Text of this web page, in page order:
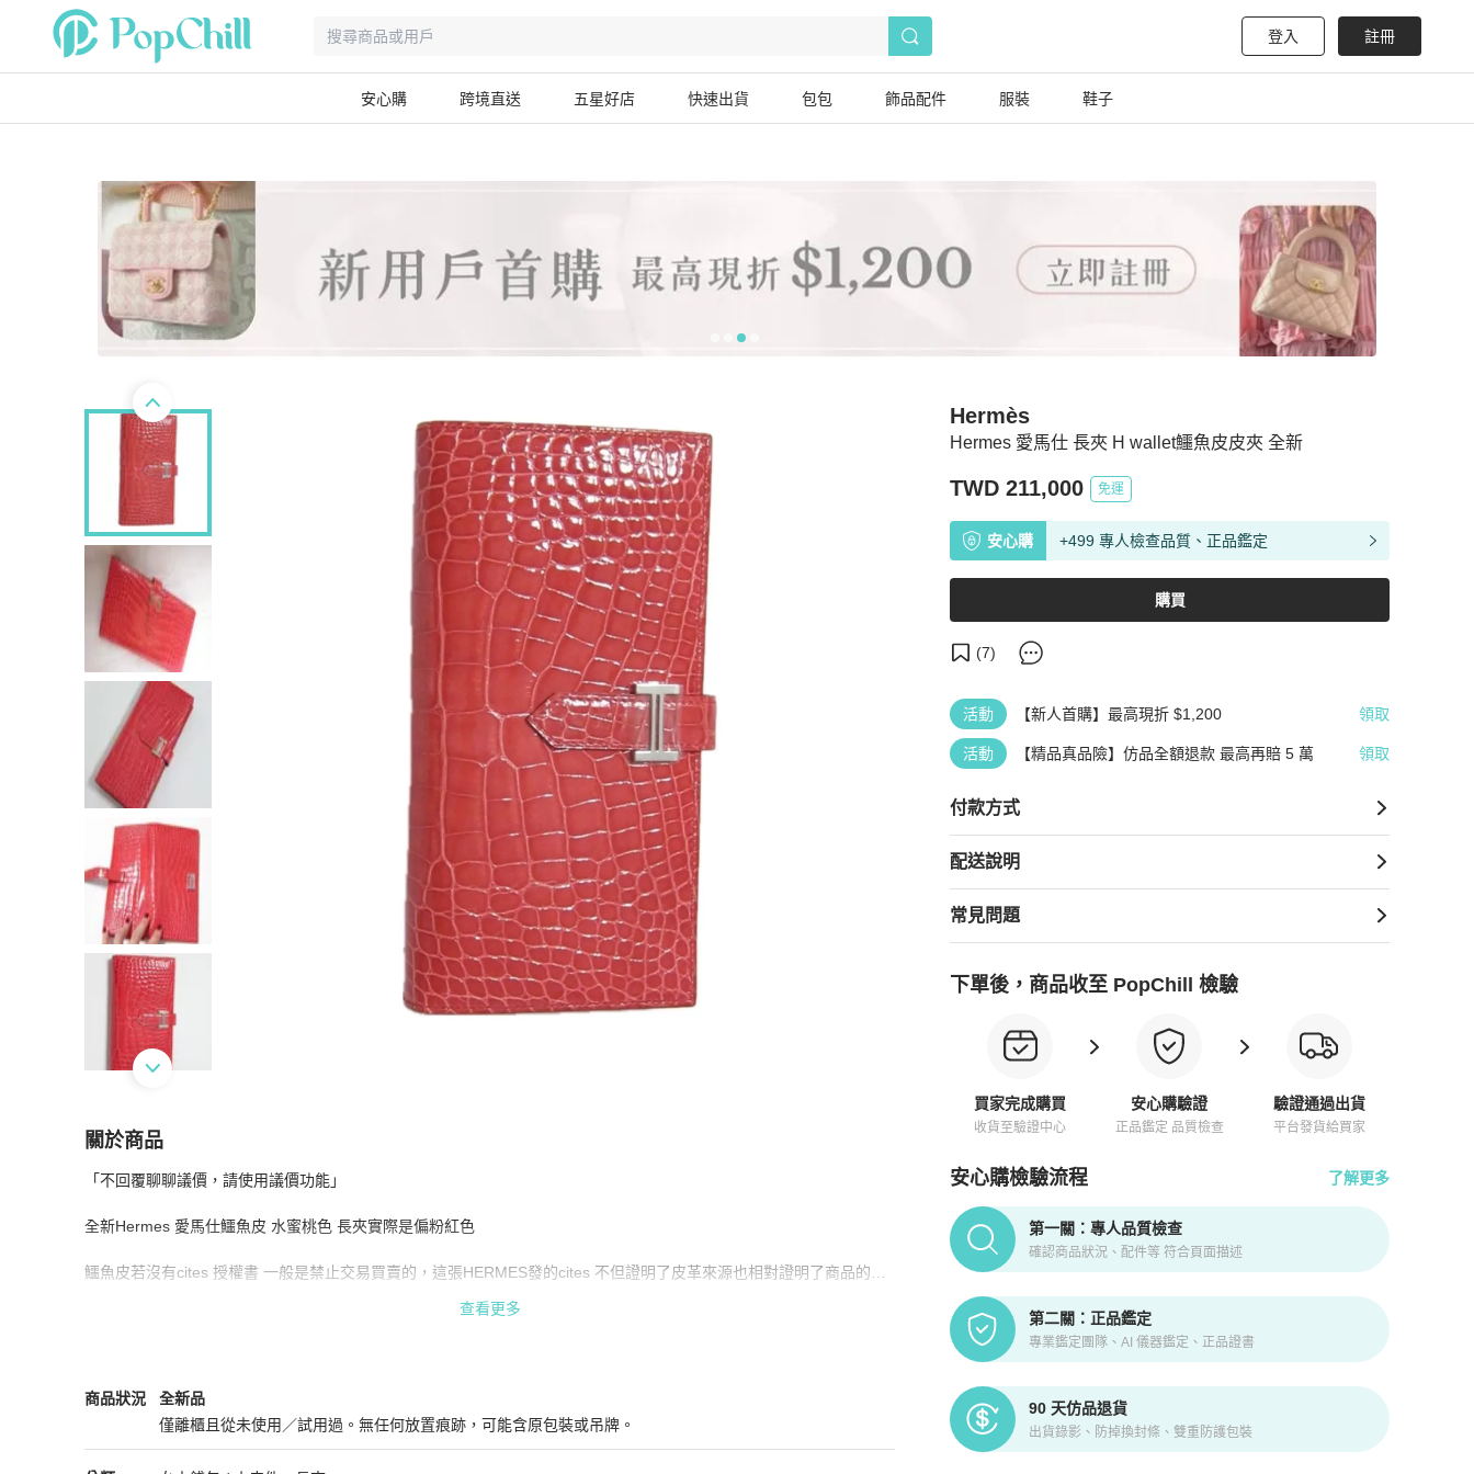
登入 註冊
安心購 跨境直送 五星好店 快速出貨 包包 飾品配件 服裝 鞋子
Hermes 愛馬仕 長夾 H wallet鱷魚皮皮夾 全新
Hermès
TWD 211,000 免運
安心購 +499 專人檢查品質、正品鑑定
購買
(7)
活動 【新人首購】最高現折 $1,200 領取
活動 【精品真品險】仿品全額退款 最高再賠 5 萬 領取
付款方式
配送說明
常見問題
下單後，商品收至 PopChill 檢驗
買家完成購買
收貨至驗證中心
安心購驗證
正品鑑定 品質檢查
驗證通過出貨
平台發貨給買家
安心購檢驗流程 了解更多
PopChill拍拍圈正品驗證、安心購檢驗流程介紹
第一關：專人品質檢查
確認商品狀況、配件等 符合頁面描述
第二關：正品鑑定
專業鑑定團隊、AI 儀器鑑定、正品證書
90 天仿品退貨
出貨錄影、防掉換封條、雙重防護包裝
關於商品
關於Hermes 愛馬仕 長夾 H wallet鱷魚皮皮夾 全新
「不回覆聊聊議價，請使用議價功能」
全新Hermes 愛馬仕鱷魚皮 水蜜桃色 長夾實際是偏粉紅色
鱷魚皮若沒有cites 授權書 一般是禁止交易買賣的，這張HERMES發的cites 不但證明了皮革來源也相對證明了商品的真
查看更多
商品狀況
Hermès女士錢包 / 小皮件
全新品
僅離櫃且從未使用／試用過。無任何放置痕跡，可能含原包裝或吊牌。
全新品